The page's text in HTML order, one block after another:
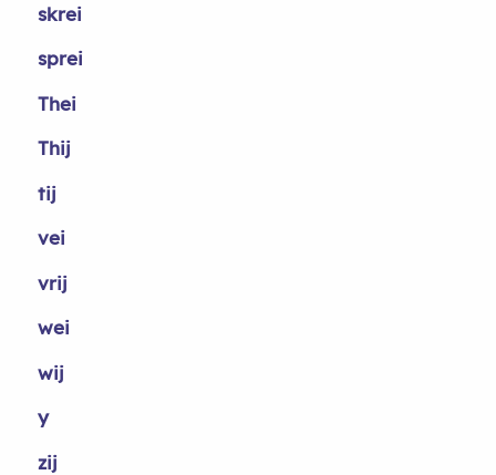
skrei
sprei
Thei
Thij
tij
vei
vrij
wei
wij
y
zij